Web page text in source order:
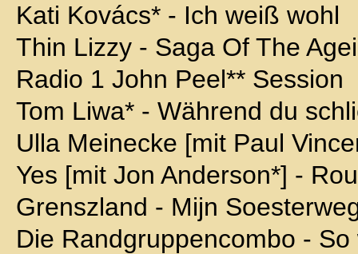
Kati Kovács* - Ich weiß wohl
Thin Lizzy - Saga Of The
Radio 1 John Peel** Session
Tom Liwa* - Während du
Ulla Meinecke [mit Paul
Yes [mit Jon Anderson*] -
Grenszland - Mijn
Die Randgruppencombo -